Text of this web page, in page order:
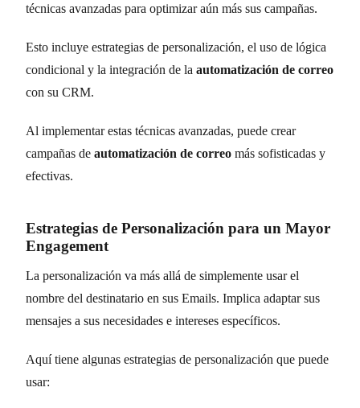
técnicas avanzadas para optimizar aún más sus campañas.
Esto incluye estrategias de personalización, el uso de lógica
condicional y la integración de la automatización de correo
con su CRM.
Al implementar estas técnicas avanzadas, puede crear
campañas de automatización de correo más sofisticadas y
efectivas.
Estrategias de Personalización para un Mayor
Engagement
La personalización va más allá de simplemente usar el
nombre del destinatario en sus Emails. Implica adaptar sus
mensajes a sus necesidades e intereses específicos.
Aquí tiene algunas estrategias de personalización que puede
usar: